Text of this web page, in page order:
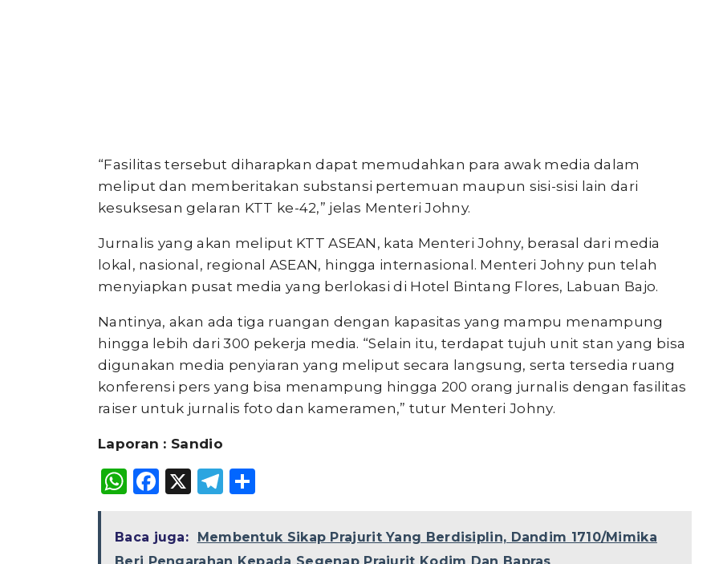
“Fasilitas tersebut diharapkan dapat memudahkan para awak media dalam
meliput dan memberitakan substansi pertemuan maupun sisi-sisi lain dari
kesuksesan gelaran KTT ke-42,” jelas Menteri Johny.
Jurnalis yang akan meliput KTT ASEAN, kata Menteri Johny, berasal dari media
lokal, nasional, regional ASEAN, hingga internasional. Menteri Johny pun telah
menyiapkan pusat media yang berlokasi di Hotel Bintang Flores, Labuan Bajo.
Nantinya, akan ada tiga ruangan dengan kapasitas yang mampu menampung
hingga lebih dari 300 pekerja media. “Selain itu, terdapat tujuh unit stan yang bisa
digunakan media penyiaran yang meliput secara langsung, serta tersedia ruang
konferensi pers yang bisa menampung hingga 200 orang jurnalis dengan fasilitas
raiser untuk jurnalis foto dan kameramen,” tutur Menteri Johny.
Laporan : Sandio
WhatsApp
Facebook
X Telegram
Baca juga:
Membentuk Sikap Prajurit Yang Berdisiplin, Dandim 1710/Mimika